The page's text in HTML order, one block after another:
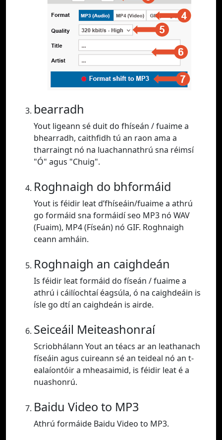
bearradh
Yout ligeann sé duit do fhíseán / fuaime a
bhearradh, caithfidh tú an raon ama a
tharraingt nó na luachannathrú sna réimsí
"Ó" agus "Chuig".
Roghnaigh do bhformáid
Yout is féidir leat d’fhíseáin/fuaime a athrú
go formáid sna formáidí seo MP3 nó WAV
(Fuaim), MP4 (Físeán) nó GIF. Roghnaigh
ceann amháin.
Roghnaigh an caighdeán
Is féidir leat formáid do físeán / fuaime a
athrú i cáilíochtaí éagsúla, ó na caighdeáin is
ísle go dtí an caighdeán is airde.
Seiceáil Meiteashonraí
Scriobhálann Yout an téacs ar an leathanach
físeáin agus cuireann sé an teideal nó an t-
ealaíontóir a mheasaimid, is féidir leat é a
nuashonrú.
Baidu Video to MP3
Athrú formáide Baidu Video to MP3.